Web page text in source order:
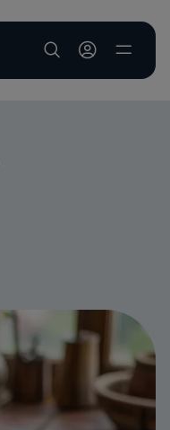
User account